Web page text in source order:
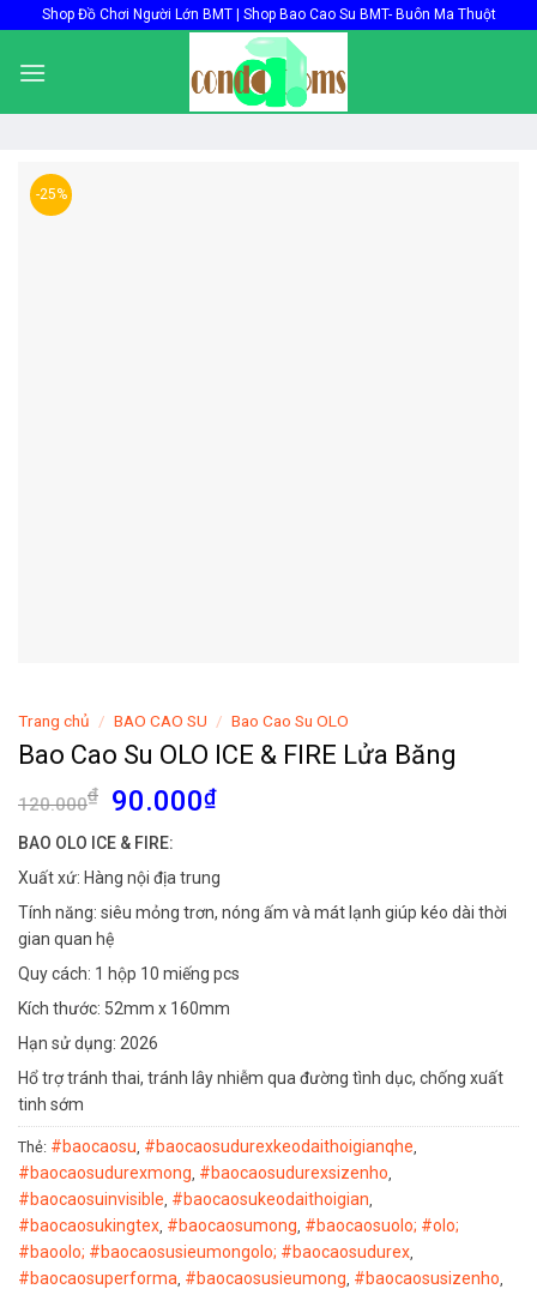
content
Shop Đồ Chơi Người Lớn BMT | Shop Bao Cao Su BMT- Buôn Ma Thuột
-25%
Trang chủ / BAO CAO SU / Bao Cao Su OLO
Bao Cao Su OLO ICE & FIRE Lửa Băng
120.000₫
Giá
gốc
là:
120.000₫.
90.000₫Giá
là:
90.000₫.
BAO OLO ICE & FIRE:
Xuất xứ: Hàng nội địa trung
Tính năng: siêu mỏng trơn, nóng ấm và mát lạnh giúp kéo dài thời
gian quan hệ
Quy cách: 1 hộp 10 miếng pcs
Kích thước: 52mm x 160mm
Hạn sử dụng: 2026
Hổ trợ tránh thai, tránh lây nhiễm qua đường tình dục, chống xuất
tinh sớm
Thẻ: #baocaosu #baocaosudurexkeodaithoigianqhe
#baocaosudurexmong #baocaosudurexsizenho
#baocaosuinvisible #baocaosukeodaithoigian
#baocaosukingtex #baocaosumong #baocaosuolo; #olo;
#baoolo; #baocaosusieumongolo; #baocaosudurex
#baocaosuperforma #baocaosusieumong #baocaosusizenho